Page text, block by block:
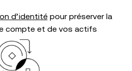
d’identitépour préserver la
compte et de vos actifs